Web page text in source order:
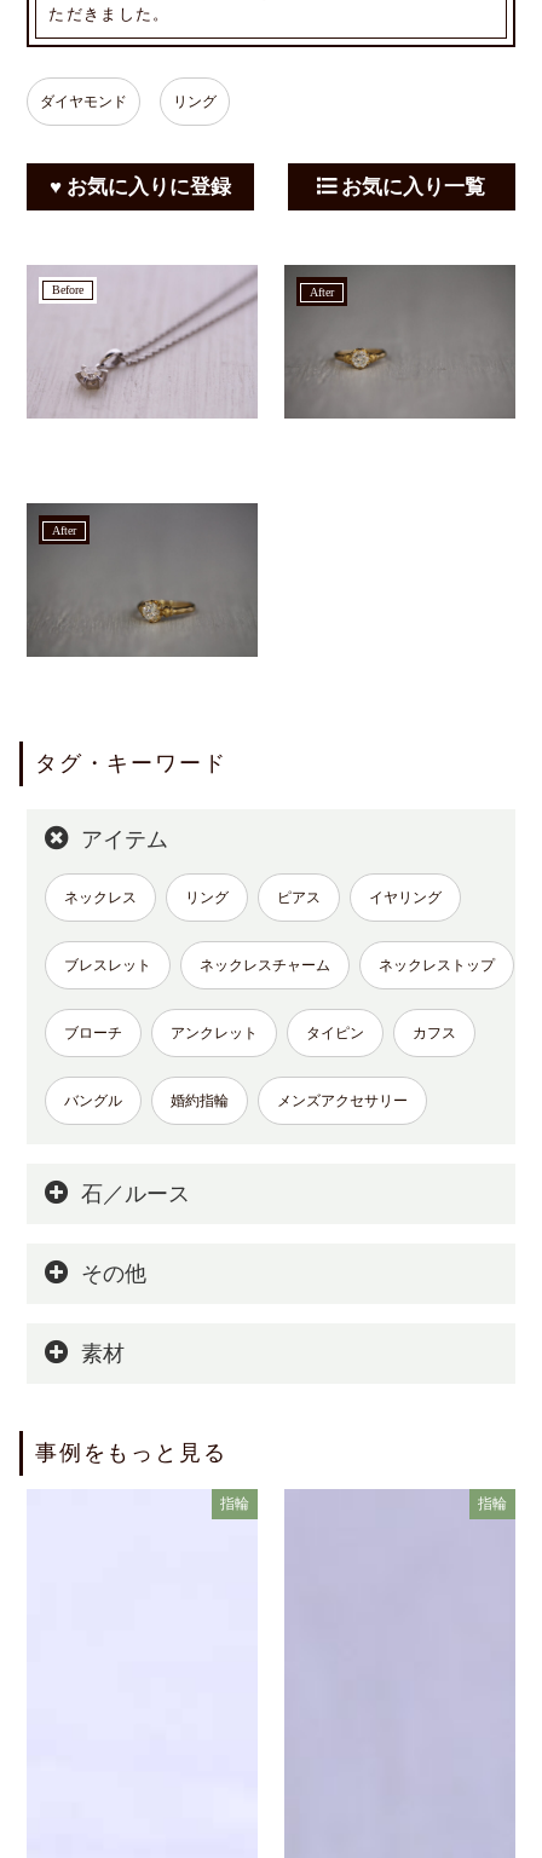
ただきました。
ダイヤモンド リング
♥ お気に入りに登録 お気に入り一覧
before after
after
タグ・キーワード
アイテム
ネックレス リング ピアス イヤリング
ブレスレット ネックレスチャーム ネックレストップ
ブローチ アンクレット タイピン カフス
バングル 婚約指輪 メンズアクセサリー
石／ルース
その他
素材
事例をもっと見る
指輪 指輪